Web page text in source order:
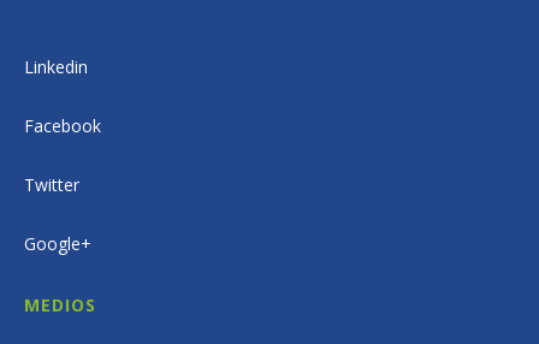
Linkedin
Facebook
Twitter
Google+
MEDIOS